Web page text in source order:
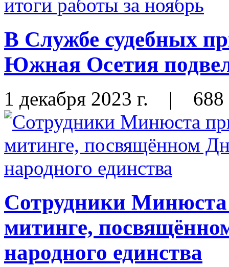
В Службе судебных
Южная Осетия
1 декабря 2023 г. | 688
Сотрудники Минюста
митинге,
народного единства